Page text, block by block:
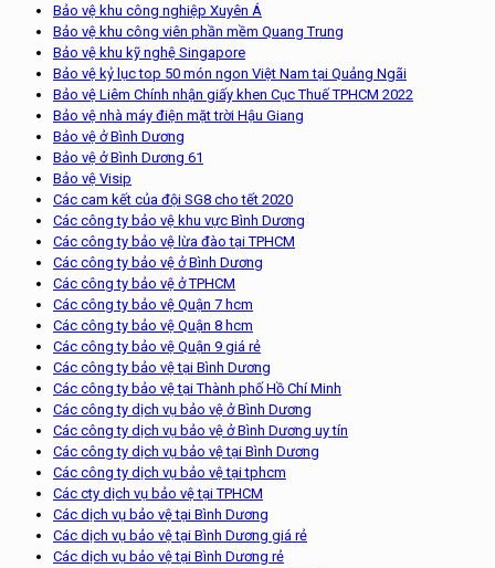
Bảo vệ khu công nghiệp Xuyên Á
Bảo vệ khu công viên phần mềm Quang Trung
Bảo vệ khu kỹ nghệ Singapore
Bảo vệ kỷ lục top 50 món ngon Việt Nam tại Quảng Ngãi
Bảo vệ Liêm Chính nhận giấy khen Cục Thuế TPHCM 2022
Bảo vệ nhà máy điện mặt trời Hậu Giang
Bảo vệ ở Bình Dương
Bảo vệ ở Bình Dương 61
Bảo vệ Visip
Các cam kết của đội SG8 cho tết 2020
Các công ty bảo vệ khu vực Bình Dương
Các công ty bảo vệ lừa đào tại TPHCM
Các công ty bảo vệ ở Bình Dương
Các công ty bảo vệ ở TPHCM
Các công ty bảo vệ Quận 7 hcm
Các công ty bảo vệ Quận 8 hcm
Các công ty bảo vệ Quận 9 giá rẻ
Các công ty bảo vệ tại Bình Dương
Các công ty bảo vệ tại Thành phố Hồ Chí Minh
Các công ty dịch vụ bảo vệ ở Bình Dương
Các công ty dịch vụ bảo vệ ở Bình Dương uy tín
Các công ty dịch vụ bảo vệ tại Bình Dương
Các công ty dịch vụ bảo vệ tại tphcm
Các cty dịch vụ bảo vệ tại TPHCM
Các dịch vụ bảo vệ tại Bình Dương
Các dịch vụ bảo vệ tại Bình Dương giá rẻ
Các dịch vụ bảo vệ tại Bình Dương rẻ